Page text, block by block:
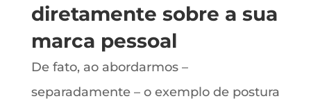
diretamente sobre a sua
marca pessoal
De fato, ao abordarmos –
separadamente – o exemplo de postura